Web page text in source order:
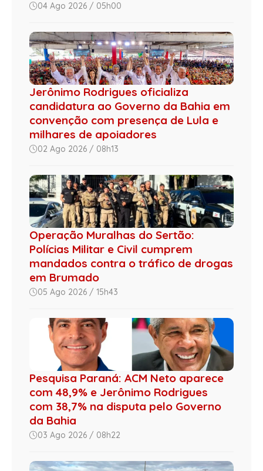
04 Ago 2026 / 05h00
Jerônimo Rodrigues oficializa
candidatura ao Governo da Bahia em
convenção com presença de Lula e
milhares de apoiadores
02 Ago 2026 / 08h13
Operação Muralhas do Sertão:
Polícias Militar e Civil cumprem
mandados contra o tráfico de drogas
em Brumado
05 Ago 2026 / 15h43
Pesquisa Paraná: ACM Neto aparece
com 48,9% e Jerônimo Rodrigues
com 38,7% na disputa pelo Governo
da Bahia
03 Ago 2026 / 08h22